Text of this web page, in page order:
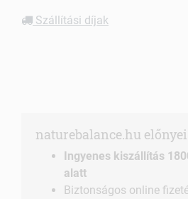
Szállítási díjak
naturebalance.hu előnyei
Ingyenes kiszállítás
alatt
Biztonságos online